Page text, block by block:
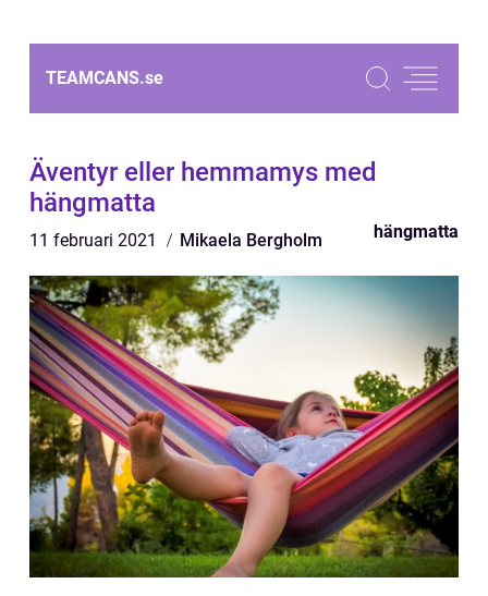
TEAMCANS.se
Äventyr eller hemmamys med
hängmatta
11 februari 2021 Mikaela Bergholm hängmatta